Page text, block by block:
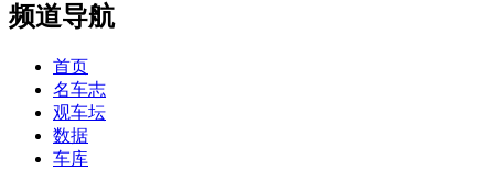
频道导航
首页
名车志
观车坛
数据
车库